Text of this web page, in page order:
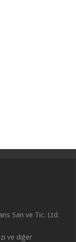
San ve Tic. Ltd.
ve diğer